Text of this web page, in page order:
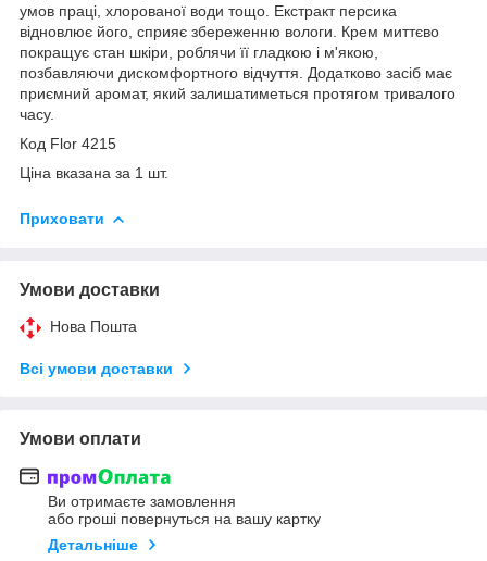
умов праці, хлорованої води тощо. Екстракт персика
відновлює його, сприяє збереженню вологи. Крем миттєво
покращує стан шкіри, роблячи її гладкою і м'якою,
позбавляючи дискомфортного відчуття. Додатково засіб має
приємний аромат, який залишатиметься протягом тривалого
часу.
Код Flor 4215
Ціна вказана за 1 шт.
Приховати
Умови доставки
Нова Пошта
Всі умови доставки
Умови оплати
Ви отримаєте замовлення
або гроші повернуться на вашу картку
Детальніше